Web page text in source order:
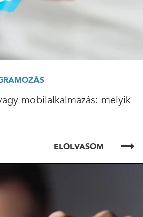
mobilalkalmazás: melyik
ELOLVASOM